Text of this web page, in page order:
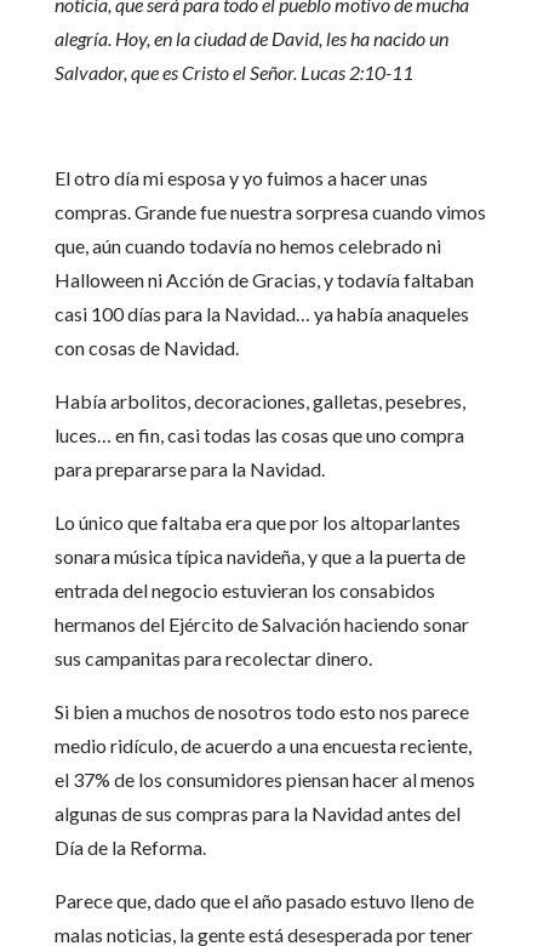
alegría. Hoy, en la ciudad de David, les ha nacido un
Salvador, que es Cristo el Señor. Lucas 2:10-11
El otro día mi esposa y yo fuimos a hacer unas
compras. Grande fue nuestra sorpresa cuando vimos
que, aún cuando todavía no hemos celebrado ni
Halloween ni Acción de Gracias, y todavía faltaban
casi 100 días para la Navidad… ya había anaqueles
con cosas de Navidad.
Había arbolitos, decoraciones, galletas, pesebres,
luces… en fin, casi todas las cosas que uno compra
para prepararse para la Navidad.
Lo único que faltaba era que por los altoparlantes
sonara música típica navideña, y que a la puerta de
entrada del negocio estuvieran los consabidos
hermanos del Ejército de Salvación haciendo sonar
sus campanitas para recolectar dinero.
Si bien a muchos de nosotros todo esto nos parece
medio ridículo, de acuerdo a una encuesta reciente,
el 37% de los consumidores piensan hacer al menos
algunas de sus compras para la Navidad antes del
Día de la Reforma.
Parece que, dado que el año pasado estuvo lleno de
malas noticias, la gente está desesperada por tener